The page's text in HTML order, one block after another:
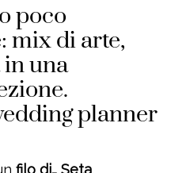
poco
mix di arte,
in una
planner
filo di… Seta.